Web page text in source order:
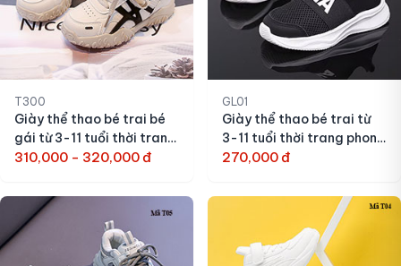
T300
Giày thể thao bé trai bé
gái từ 3-11 tuổi thời trang
năng động
310,000 - 320,000 đ
GL01
Giày thể thao bé trai từ
3-11 tuổi thời trang phong
cách Hàn Quốc
270,000 đ